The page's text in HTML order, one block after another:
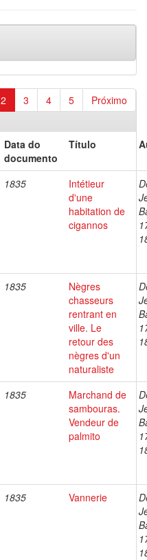
2 3 4 5 Próximo
Data do
documento
Título
1835
Intétieur
d'une
habitation de
cigannos
1835
Nègres
chasseurs
rentrant en
ville. Le
retour des
nègres d'un
naturaliste
1835
Marchand de
sambouras.
Vendeur de
palmito
1835 Vannerie